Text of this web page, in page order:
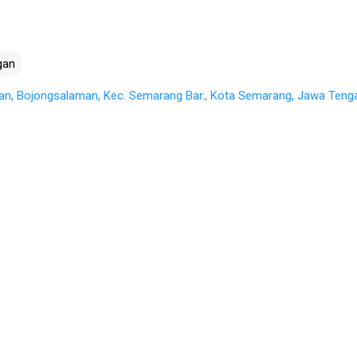
Bojongsalaman, Kec. Semarang Bar., Kota Semarang, Jawa